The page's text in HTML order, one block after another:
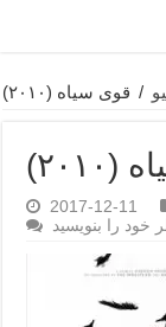
/ قوی سیاه (۲۰۱۰)
2017-12-11
خود را بنویسید